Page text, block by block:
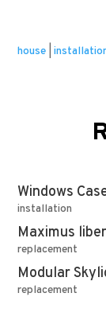
house |
Windows
installation
Maximus
replacement
Modular
replacement